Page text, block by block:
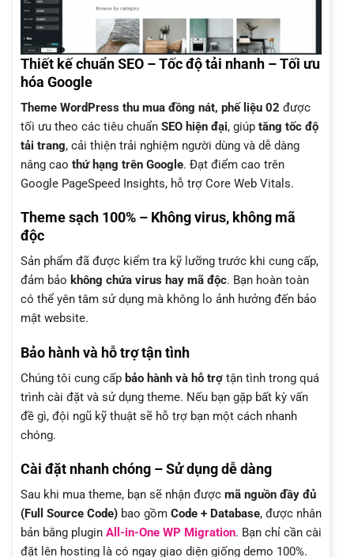
Thiết kế chuẩn SEO – Tốc độ tải nhanh – Tối ưu
hóa Google
Theme WordPress thu mua đồng nát, phế liệu 02 được
tối ưu theo các tiêu chuẩn SEO hiện đại, giúp tăng tốc độ
tải trang, cải thiện trải nghiệm người dùng và dễ dàng
nâng cao thứ hạng trên Google. Đạt điểm cao trên
Google PageSpeed Insights, hỗ trợ Core Web Vitals.
Theme sạch 100% – Không virus, không mã
độc
Sản phẩm đã được kiểm tra kỹ lưỡng trước khi cung cấp,
đảm bảo không chứa virus hay mã độc. Bạn hoàn toàn
có thể yên tâm sử dụng mà không lo ảnh hưởng đến bảo
mật website.
Bảo hành và hỗ trợ tận tình
Chúng tôi cung cấp bảo hành và hỗ trợ tận tình trong quá
trình cài đặt và sử dụng theme. Nếu bạn gặp bất kỳ vấn
đề gì, đội ngũ kỹ thuật sẽ hỗ trợ bạn một cách nhanh
chóng.
Cài đặt nhanh chóng – Sử dụng dễ dàng
Sau khi mua theme, bạn sẽ nhận được mã nguồn đầy đủ
(Full Source Code) bao gồm Code + Database, được nhân
bản bằng plugin All-in-One WP Migration. Bạn chỉ cần cài
đặt lên hosting là có ngay giao diện giống demo 100%.